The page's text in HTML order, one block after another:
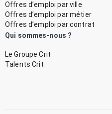
Offres d’emploi par ville
Offres d’emploi par métier
Offres d’emploi par contrat
Qui sommes-nous ?
Le Groupe Crit
Talents Crit